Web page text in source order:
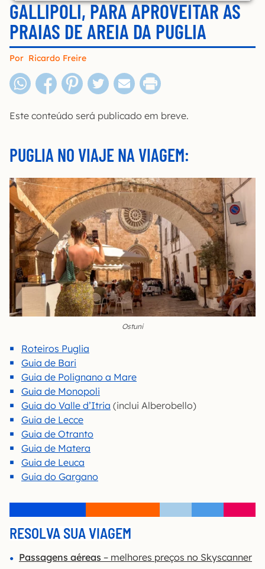
GALLIPOLI, PARA APROVEITAR AS
PRAIAS DE AREIA DA PUGLIA
Por Ricardo Freire
Este conteúdo será publicado em breve.
PUGLIA NO VIAJE NA VIAGEM:
Ostuni
Roteiros Puglia
Guia de Bari
Guia de Polignano a Mare
Guia de Monopoli
Guia do Valle d’Itria (inclui Alberobello)
Guia de Lecce
Guia de Otranto
Guia de Matera
Guia de Leuca
Guia do Gargano
RESOLVA SUA VIAGEM
Passagens aéreas – melhores preços no Skyscanner